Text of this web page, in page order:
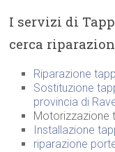
I servizi di
cerca
Riparazione
Sostituzione
provincia di
Motorizzazione
Installazione
riparazione